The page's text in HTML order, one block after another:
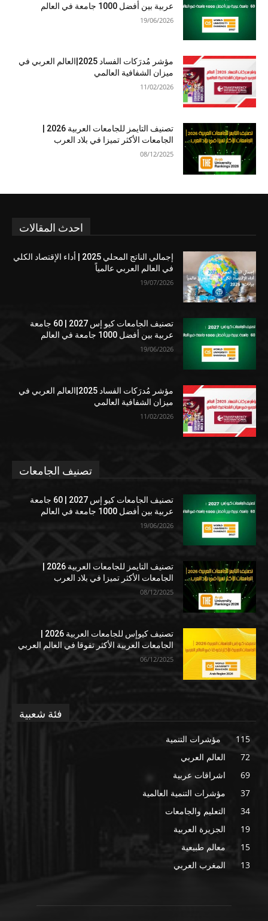
عربية بين أفضل 1000 جامعة في العالم
19/06/2026
مؤشر مُدرَكات الفساد 2025|العالم العربي في
ميزان الشفافية العالمي
11/02/2026
الجامعات الأكثر تميزا في بلاد العرب
08/12/2025
احدث المقالات
إجمالي الناتج المحلي 2025 | أداء الإقتصاد الكلي
في العالم العربي عالمياً
19/07/2026
تصنيف الجامعات كيو إس 2027 | 60 جامعة
عربية بين أفضل 1000 جامعة في العالم
19/06/2026
مؤشر مُدرَكات الفساد 2025|العالم العربي في
ميزان الشفافية العالمي
11/02/2026
تصنيف الجامعات
تصنيف الجامعات كيو إس 2027 | 60 جامعة
عربية بين أفضل 1000 جامعة في العالم
19/06/2026
الجامعات الأكثر تميزا في بلاد العرب
08/12/2025
الجامعات العربية الأكثر تفوقا في العالم العربي
06/12/2025
فئة شعبية
مؤشرات التنمية
115
العالم العربي
72
اشراقات عربية
69
مؤشرات التنمية العالمية
37
التعليم والجامعات
34
الجزيرة العربية
19
معالم طبيعية
15
المغرب العربي
13